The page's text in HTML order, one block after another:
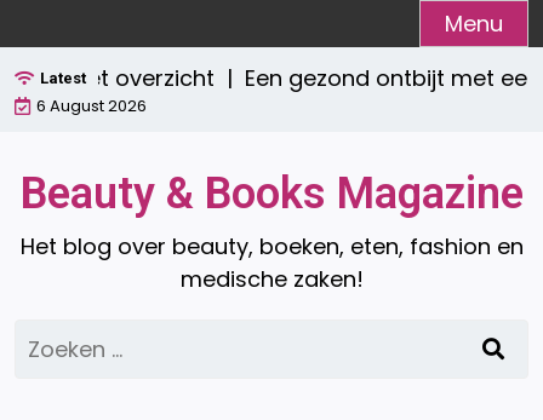
naar
de
inhoud
Menu
Latest overzicht |Een gezond ontbijt met een
6 August 2026
Beauty & Books Magazine
Het blog over beauty, boeken, eten, fashion en
medische zaken!
Zoeken
naar: